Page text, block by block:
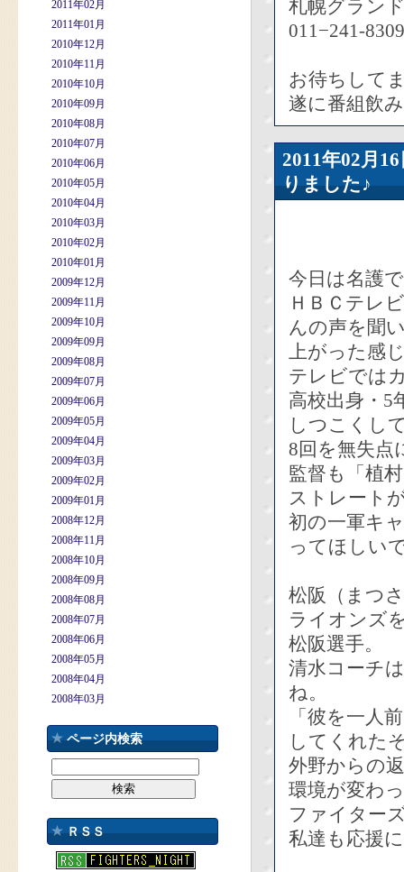
2011年02月
2011年01月
2010年12月
2010年11月
2010年10月
2010年09月
2010年08月
2010年07月
2010年06月
2010年05月
2010年04月
2010年03月
2010年02月
2010年01月
2009年12月
2009年11月
2009年10月
2009年09月
2009年08月
2009年07月
2009年06月
2009年05月
2009年04月
2009年03月
2009年02月
2009年01月
2008年12月
2008年11月
2008年10月
2008年09月
2008年08月
2008年07月
2008年06月
2008年05月
2008年04月
2008年03月
ページ内検索
ＲＳＳ
札幌グラン
011−241-
お待ちして
遂に番組飲
2011年02
りました♪
今日は名護
ＨＢＣテレ
んの声を聞
上がった感
テレビでは
高校出身・5
しつこくし
8回を無失点
監督も「植
ストレート
初の一軍キ
ってほしい
松阪（まつ
ライオンズ
松阪選手。
清水コーチ
ね。
「彼を一人
してくれた
外野からの
環境が変わ
ファイター
私達も応援